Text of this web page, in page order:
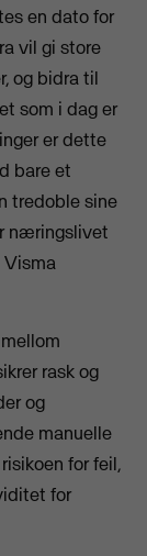
en dato for
vil gi store
og bidra til
som i dag er
er dette
bare et
tredoble sine
næringslivet
Visma
rask og
og
manuelle
for feil,
for